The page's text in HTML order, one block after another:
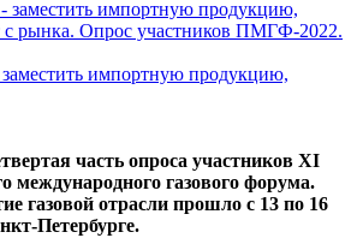
заместить импортную продукцию,
часть опроса участников XI
международного газового форума.
газовой отрасли прошло с 13 по 16
Петербурге.